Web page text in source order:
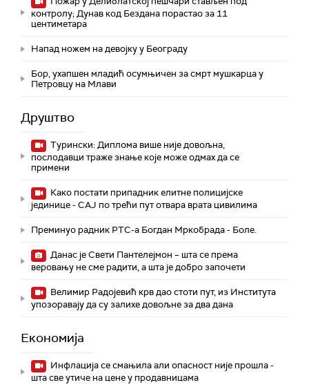
контролу; Дунав код Бездана порастао за 11
центиметара
Напад ножем на девојку у Београду
Бор, ухапшен младић осумњичен за смрт мушкарца у
Петровцу на Млави
Друштво
Турински: Диплома више није довољна,
послодавци траже знање које може одмах да се
примени
Како постати припадник елитне полицијске
јединице - СAJ по трећи пут отвара врата цивилима
Преминуо радник РТС-а Богдан Мркобрада - Боле.
Данас је Свети Пантелејмон – шта се према
веровању не сме радити, а шта је добро започети
Велимир Радојевић крв дао стоти пут, из Института
упозоравају да су залихе довољне за два дана
Економија
Инфлација се смањила али опасност није прошла -
шта све утиче на цене у продавницама